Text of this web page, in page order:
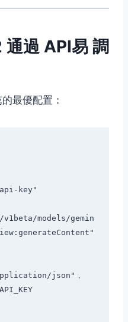
過 API易 調
最優配置：
key"
models/gemin